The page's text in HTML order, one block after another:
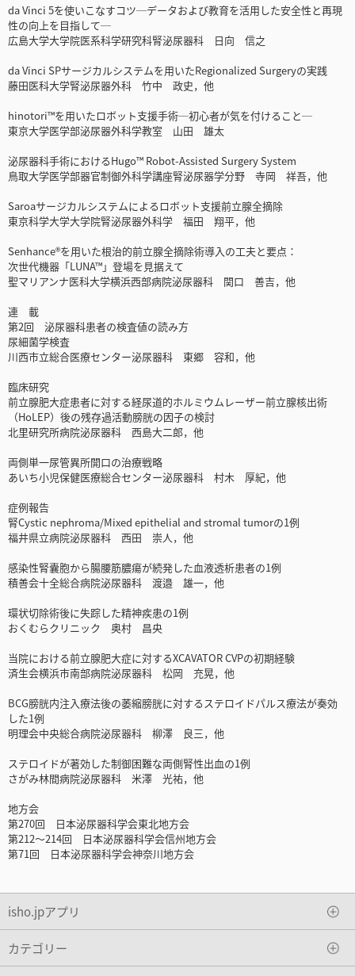
da Vinci 5を使いこなすコツ─データおよび教育を活用した安全性と再現
性の向上を目指して─
広島大学大学院医系科学研究科腎泌尿器科 日向 信之
da Vinci SPサージカルシステムを用いたRegionalized Surgeryの実践
藤田医科大学腎泌尿器外科 竹中 政史，他
hinotori™を用いたロボット支援手術─初心者が気を付けること─
東京大学医学部泌尿器外科学教室 山田 雄太
泌尿器科手術におけるHugo™ Robot-Assisted Surgery System
鳥取大学医学部器官制御外科学講座腎泌尿器学分野 寺岡 祥吾，他
Saroaサージカルシステムによるロボット支援前立腺全摘除
東京科学大学大学院腎泌尿器外科学 福田 翔平，他
Senhance®を用いた根治的前立腺全摘除術導入の工夫と要点：
次世代機器「LUNA™」登場を見据えて
聖マリアンナ医科大学横浜西部病院泌尿器科 関口 善吉，他
連 載
第2回 泌尿器科患者の検査値の読み方
尿細菌学検査
川西市立総合医療センター泌尿器科 東郷 容和，他
臨床研究
前立腺肥大症患者に対する経尿道的ホルミウムレーザー前立腺核出術
（HoLEP）後の残存過活動膀胱の因子の検討
北里研究所病院泌尿器科 西島大二郎，他
両側単一尿管異所開口の治療戦略
あいち小児保健医療総合センター泌尿器科 村木 厚紀，他
症例報告
腎Cystic nephroma/Mixed epithelial and stromal tumorの1例
福井県立病院泌尿器科 西田 崇人，他
感染性腎囊胞から腸腰筋膿瘍が続発した血液透析患者の1例
積善会十全総合病院泌尿器科 渡邉 雄一，他
環状切除術後に失踪した精神疾患の1例
おくむらクリニック 奥村 昌央
当院における前立腺肥大症に対するXCAVATOR CVPの初期経験
済生会横浜市南部病院泌尿器科 松岡 充晃，他
BCG膀胱内注入療法後の萎縮膀胱に対するステロイドパルス療法が奏効
した1例
明理会中央総合病院泌尿器科 柳澤 良三，他
ステロイドが著効した制御困難な両側腎性出血の1例
さがみ林間病院泌尿器科 米澤 光祐，他
地方会
第270回 日本泌尿器科学会東北地方会
第212～214回 日本泌尿器科学会信州地方会
第71回 日本泌尿器科学会神奈川地方会
isho.jpアプリ
カテゴリー